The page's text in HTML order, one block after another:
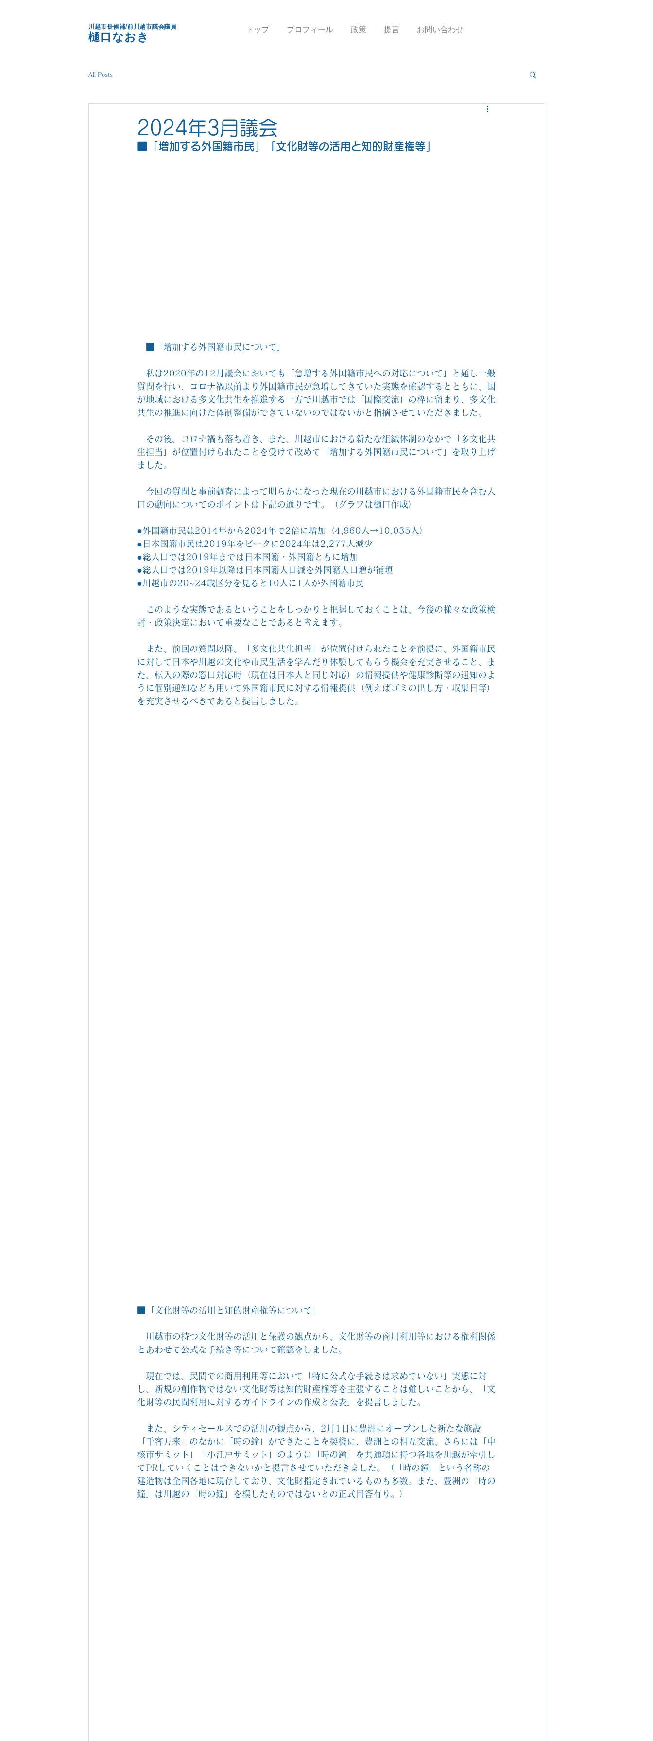
川越市長候補/前川越市議会議員
樋口なおき
トップ プロフィール 政策 提言 お問い合わせ
All Posts
2024年3月議会
■「増加する外国籍市民」「文化財等の活用と知的財産権等」
■「増加する外国籍市民について」
私は2020年の12月議会においても「急増する外国籍市民への対応について」と題し一般
質問を行い、コロナ禍以前より外国籍市民が急増してきていた実態を確認するとともに、国
が地域における多文化共生を推進する一方で川越市では「国際交流」の枠に留まり、多文化
共生の推進に向けた体制整備ができていないのではないかと指摘させていただきました。
その後、コロナ禍も落ち着き、また、川越市における新たな組織体制のなかで「多文化共
生担当」が位置付けられたことを受けて改めて「増加する外国籍市民について」を取り上げ
ました。
今回の質問と事前調査によって明らかになった現在の川越市における外国籍市民を含む人
口の動向についてのポイントは下記の通りです。（グラフは樋口作成）
●外国籍市民は2014年から2024年で2倍に増加（4,960人→10,035人）
●日本国籍市民は2019年をピークに2024年は2,277人減少
●総人口では2019年までは日本国籍・外国籍ともに増加
●総人口では2019年以降は日本国籍人口減を外国籍人口増が補填
●川越市の20~24歳区分を見ると10人に1人が外国籍市民
このような実態であるということをしっかりと把握しておくことは、今後の様々な政策検
討・政策決定において重要なことであると考えます。
また、前回の質問以降、「多文化共生担当」が位置付けられたことを前提に、外国籍市民
に対して日本や川越の文化や市民生活を学んだり体験してもらう機会を充実させること、ま
た、転入の際の窓口対応時（現在は日本人と同じ対応）の情報提供や健康診断等の通知のよ
うに個別通知なども用いて外国籍市民に対する情報提供（例えばゴミの出し方・収集日等）
を充実させるべきであると提言しました。
■「文化財等の活用と知的財産権等について」
川越市の持つ文化財等の活用と保護の観点から、文化財等の商用利用等における権利関係
とあわせて公式な手続き等について確認をしました。
現在では、民間での商用利用等において「特に公式な手続きは求めていない」実態に対
し、新規の創作物ではない文化財等は知的財産権等を主張することは難しいことから、「文
化財等の民間利用に対するガイドラインの作成と公表」を提言しました。
また、シティセールスでの活用の観点から、2月1日に豊洲にオープンした新たな施設
「千客万来」のなかに「時の鐘」ができたことを契機に、豊洲との相互交流、さらには「中
核市サミット」「小江戸サミット」のように「時の鐘」を共通項に持つ各地を川越が牽引し
てPRしていくことはできないかと提言させていただきました。（「時の鐘」という名称の
建造物は全国各地に現存しており、文化財指定されているものも多数。また、豊洲の「時の
鐘」は川越の「時の鐘」を模したものではないとの正式回答有り。）